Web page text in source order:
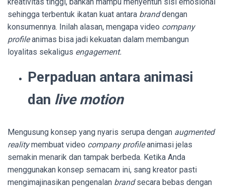
sehingga terbentuk ikatan kuat antara branddengan
konsumennya. Inilah alasan, mengapa video company
profileanimas bisa jadi kekuatan dalam membangun
loyalitas sekaligus engagement.
Perpaduan antara animasi
dan live motion
Mengusung konsep yang nyaris serupa dengan augmented
realitymembuat video company profileanimasi jelas
semakin menarik dan tampak berbeda. Ketika Anda
menggunakan konsep semacam ini, sang kreator pasti
mengimajinasikan pengenalan brandsecara bebas dengan